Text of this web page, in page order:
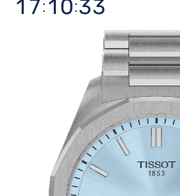
17:10:33